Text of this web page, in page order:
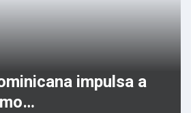
impulsa a